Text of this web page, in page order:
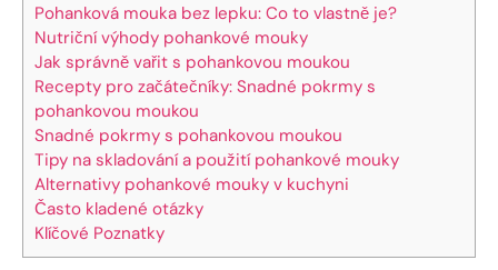
Pohanková mouka bez lepku: Co to‌ vlastně je?
Nutriční výhody pohankové mouky
Jak správně vařit s pohankovou moukou
Recepty pro začátečníky: Snadné pokrmy s
pohankovou moukou
Snadné pokrmy s pohankovou moukou
Tipy ⁣na skladování a⁤ použití pohankové mouky
Alternativy ‍pohankové mouky v kuchyni
Často⁢ kladené otázky
Klíčové Poznatky